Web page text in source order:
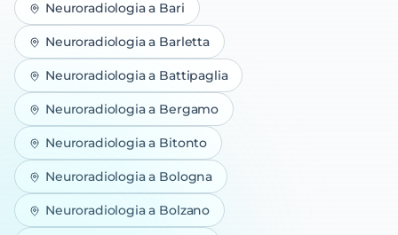
Neuroradiologiaa Bari
Neuroradiologiaa Barletta
Neuroradiologiaa Battipaglia
Neuroradiologiaa Bergamo
Neuroradiologiaa Bitonto
Neuroradiologiaa Bologna
Neuroradiologiaa Bolzano